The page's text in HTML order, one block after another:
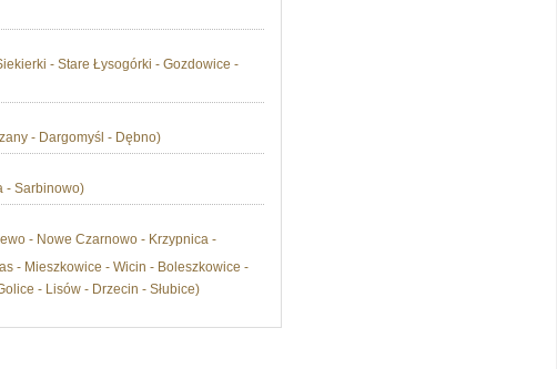
- Stare Łysogórki - Gozdowice -
- Dargomyśl - Dębno)
- Sarbinowo)
- Nowe Czarnowo - Krzypnica -
- Mieszkowice - Wicin - Boleszkowice -
- Lisów - Drzecin - Słubice)